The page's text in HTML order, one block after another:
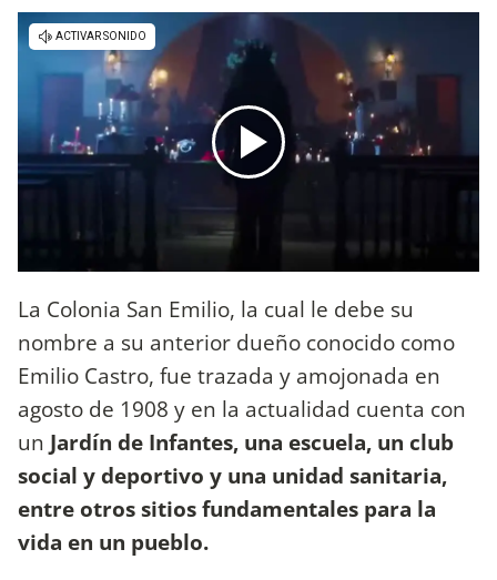
La Colonia San Emilio, la cual le debe su
nombre a su anterior dueño conocido como
Emilio Castro, fue trazada y amojonada en
agosto de 1908 y en la actualidad cuenta con
un Jardín de Infantes, una escuela, un club
social y deportivo y una unidad sanitaria,
entre otros sitios fundamentales para la
vida en un pueblo.